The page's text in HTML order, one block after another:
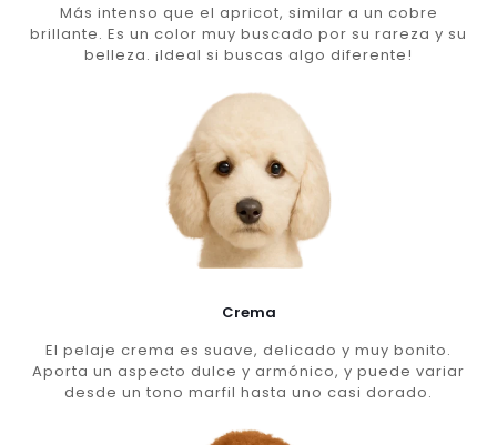
Más intenso que el apricot, similar a un cobre
brillante. Es un color muy buscado por su rareza y su
belleza. ¡Ideal si buscas algo diferente!
Crema
El pelaje crema es suave, delicado y muy bonito.
Aporta un aspecto dulce y armónico, y puede variar
desde un tono marfil hasta uno casi dorado.